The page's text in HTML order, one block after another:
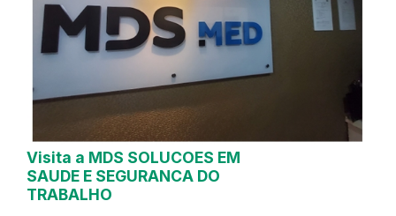
Visita a MDS SOLUCOES EM
SAUDE E SEGURANCA DO
TRABALHO